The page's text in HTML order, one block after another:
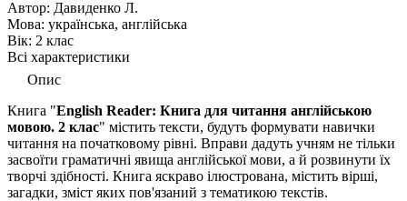
Автор: Давиденко Л.
Мова: українська, англійська
Вік: 2 клас
Всі характеристики
Опис
Книга "English Reader: Книга для читання англійською
мовою. 2 клас" містить тексти, будуть формувати навички
читання на початковому рівні. Вправи дадуть учням не тільки
засвоїти граматичні явища англійської мови, а й розвинути їх
творчі здібності. Книга яскраво ілюстрована, містить вірші,
загадки, зміст яких пов'язаний з тематикою текстів.